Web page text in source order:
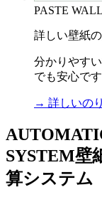
PASTE
詳しい壁紙
分かりやす
でも安心です
→ 詳しいの
SYSTEM壁
算システム